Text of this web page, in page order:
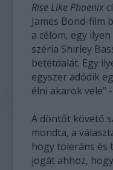
Rise Like Phoenix
James Bond-film
a célom, egy
széria Shirley
betétdalát. Egy
egyszer adódik
élni akarok vele"
A döntőt követő
mondta, a
hogy toleráns és
jogát ahhoz,